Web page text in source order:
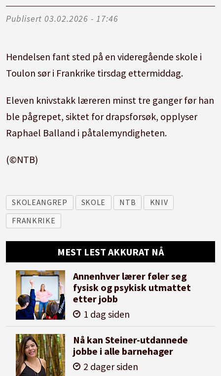
Publisert 03.02.2026 - 17:46
Hendelsen fant sted på en videregående skole i
Toulon sør i Frankrike tirsdag ettermiddag.
Eleven knivstakk læreren minst tre ganger før han
ble pågrepet, siktet for drapsforsøk, opplyser
Raphael Balland i påtalemyndigheten.
(©NTB)
SKOLEANGREP SKOLE NTB
KNIV
FRANKRIKE
MEST LEST AKKURAT NÅ
Annenhver lærer føler seg
fysisk og psykisk utmattet
etter jobb
1 dag siden
Nå kan Steiner-utdannede
jobbe i alle barnehager
2 dager siden